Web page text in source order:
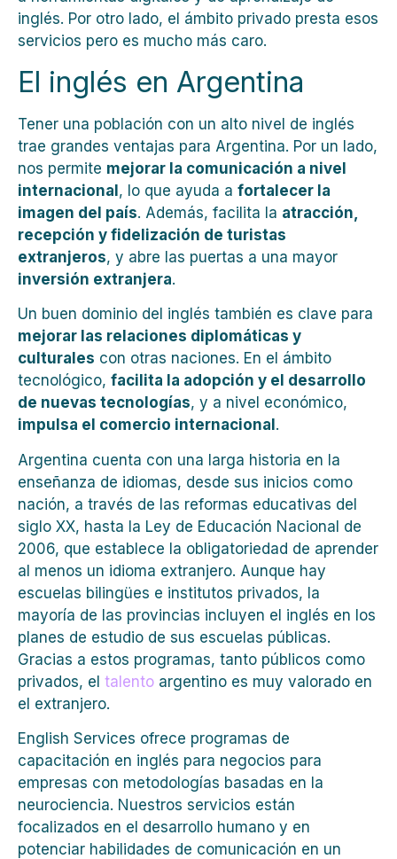
inglés. Por otro lado, el ámbito privado presta esos
servicios pero es mucho más caro.
El inglés en Argentina
Tener una población con un alto nivel de inglés
trae grandes ventajas para Argentina. Por un lado,
nos permite mejorar la comunicación a nivel
internacional, lo que ayuda a fortalecer la
imagen del país. Además, facilita la atracción,
recepción y fidelización de turistas
extranjeros, y abre las puertas a una mayor
inversión extranjera.
Un buen dominio del inglés también es clave para
mejorar las relaciones diplomáticas y
culturales con otras naciones. En el ámbito
tecnológico, facilita la adopción y el desarrollo
de nuevas tecnologías, y a nivel económico,
impulsa el comercio internacional .
Argentina cuenta con una larga historia en la
enseñanza de idiomas, desde sus inicios como
nación, a través de las reformas educativas del
siglo XX, hasta la Ley de Educación Nacional de
2006, que establece la obligatoriedad de aprender
al menos un idioma extranjero. Aunque hay
escuelas bilingües e institutos privados, la
mayoría de las provincias incluyen el inglés en los
planes de estudio de sus escuelas públicas.
Gracias a estos programas, tanto públicos como
privados, el talento argentino es muy valorado en
el extranjero.
English Services ofrece programas de
capacitación en inglés para negocios para
empresas con metodologías basadas en la
neurociencia. Nuestros servicios están
focalizados en el desarrollo humano y en
potenciar habilidades de comunicación en un